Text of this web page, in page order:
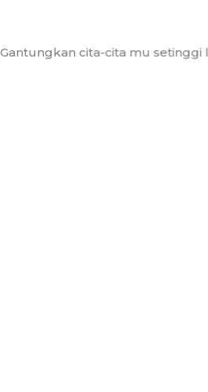
cita-cita mu setinggi